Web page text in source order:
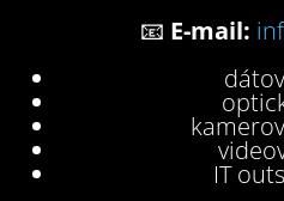
📧 E-mail:
IT